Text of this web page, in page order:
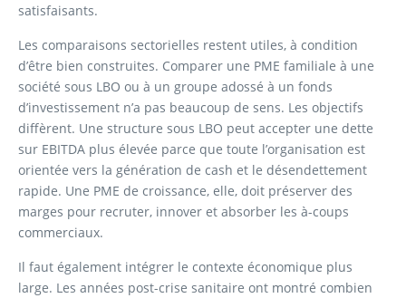
satisfaisants.
Les comparaisons sectorielles restent utiles, à condition
d’être bien construites. Comparer une PME familiale à une
société sous LBO ou à un groupe adossé à un fonds
d’investissement n’a pas beaucoup de sens. Les objectifs
diffèrent. Une structure sous LBO peut accepter une dette
sur EBITDA plus élevée parce que toute l’organisation est
orientée vers la génération de cash et le désendettement
rapide. Une PME de croissance, elle, doit préserver des
marges pour recruter, innover et absorber les à-coups
commerciaux.
Il faut également intégrer le contexte économique plus
large. Les années post-crise sanitaire ont montré combien